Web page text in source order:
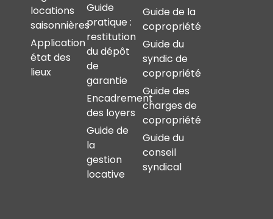
locations
saisonnières
Application
état des
lieux
Guide
pratique :
restitution
du dépôt
de
garantie
Encadrement
des loyers
Guide de
la
gestion
locative
Guide de la
copropriété
Guide du
syndic de
copropriété
Guide des
charges de
copropriété
Guide du
conseil
syndical